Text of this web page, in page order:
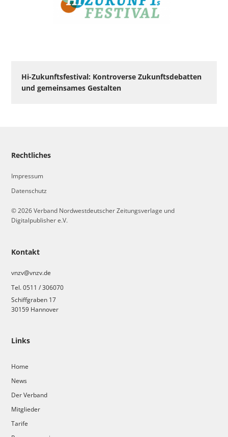
Hi-Zukunftsfestival: Kontroverse Zukunftsdebatten
und gemeinsames Gestalten
Links
Home
News
Der Verband
Mitglieder
Tarife
Kontakt
vnzv@vnzv.de
Tel. 0511 / 306070
Schiffgraben 17
30159 Hannover
Rechtliches
Impressum
Datenschutz
© 2026 Verband Nordwestdeutscher Zeitungsverlage und
Digitalpublisher e.V.